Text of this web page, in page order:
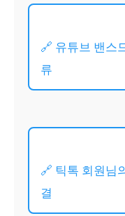
🔗 유튜브 밴스
류
🔗 틱톡 회원님
결